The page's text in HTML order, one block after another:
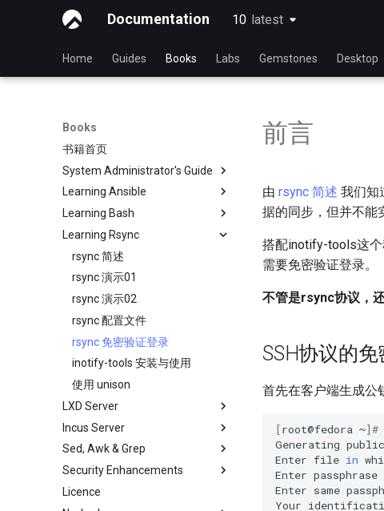
Documentation 10 latest
latest
Home Guides Books Labs Gemstones Desktop
Books
书籍首页
System Administrator's Guide
使用 Rocky 学习 Linux
Linux 简介
Linux 命令
高级Linux 命令
VI 文本编辑器
用户管理
文件系统
进程管理
备份和还原
系统启动
任务管理
实施网络
软件管理
特殊权限
关于 systemd
Learning Ansible
Learning Ansible with Rocky
Ansible Basics
Ansible Intermediate
File Management
Ansible Galaxy
Deploy With Ansistrano
Large Scale infrastructure
Working With Filters
Management server
optimizations
Working With Jinja Template in
Ansible
Learning Bash
Learning bash with Rocky
Bash - First script
Bash - Using Variables
Bash - Data entry and
manipulations
Bash - Check your knowledge
Bash - Tests
Bash - Conditional structures if
and case
Bash - Loops
Bash - Check your knowledge
Appendix-Practical
Examples
Variables - Use With Logs
Learning Rsync
rsync 简述
rsync 演示01
rsync 演示02
rsync 配置文件
rsync 免密验证登录
inotify-tools 安装与使用
使用 unison
LXD Server
Introduction
1 Install and Configuration
2 ZFS Setup
3 LXD Initialization and User
Setup
Incus Server
Introduction
1 Install and Configuration
2 ZFS Setup
Sed, Awk & Grep
Sed、Awk 和 Grep ——三剑客
正则表达式与通配符
Security Enhancements
Introduction to PAM and basic
usage
Licence
前言
由 rsync 简述 我们知
据的同步，但并不能
搭配inotify-tools这
需要免密验证登录。
不管是rsync协议，
SSH协议的
首先在客户端生成公
[root@fedora ~]#
Generating
Enter file in
Enter passphrase
Enter same
Your